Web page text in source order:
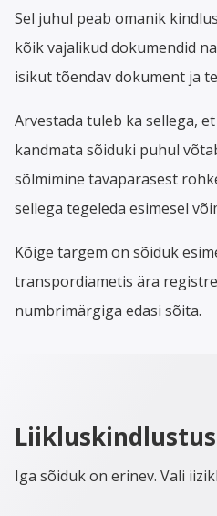
Sel juhul peab omanik
kõik vajalikud dokumendid
isikut tõendav dokument ja
Arvestada tuleb ka sellega,
kandmata sõiduki puhul
sõlmimine tavapärasest
sellega tegeleda esimesel
Kõige targem on sõiduk
transpordiametis ära
numbrimärgiga edasi sõita.
Liikluskindlustus
Iga sõiduk on erinev. Vali